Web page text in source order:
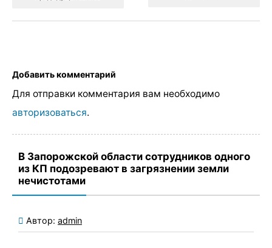
Добавить комментарий
Для отправки комментария вам необходимо
авторизоваться.
В Запорожской области сотрудников одного
из КП подозревают в загрязнении земли
нечистотами
Автор: admin